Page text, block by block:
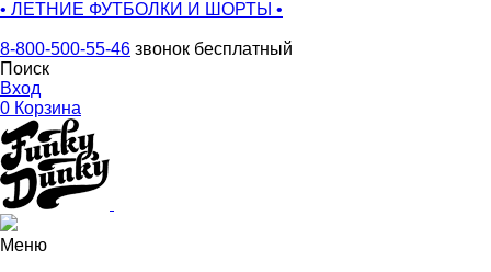
• ЛЕТНИЕ ФУТБОЛКИ И ШОРТЫ •
8-800-500-55-46 звонок бесплатный
Поиск
Вход
0 Корзина
Меню